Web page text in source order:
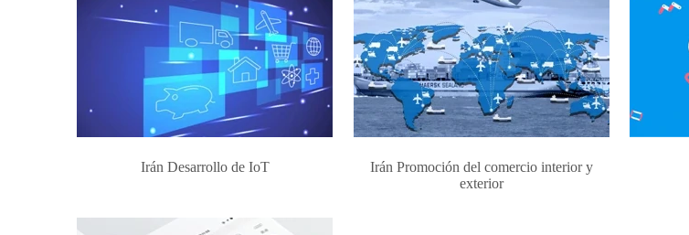
Irán Desarrollo de IoT
Irán Promoción del comercio interior y
exterior